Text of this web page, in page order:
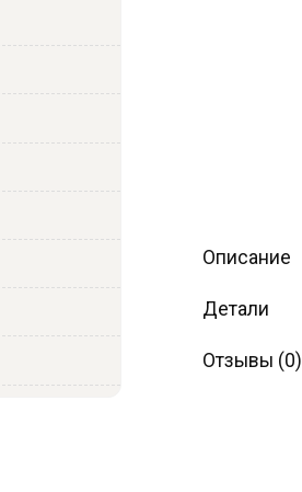
Описание
Детали
Отзывы (0)